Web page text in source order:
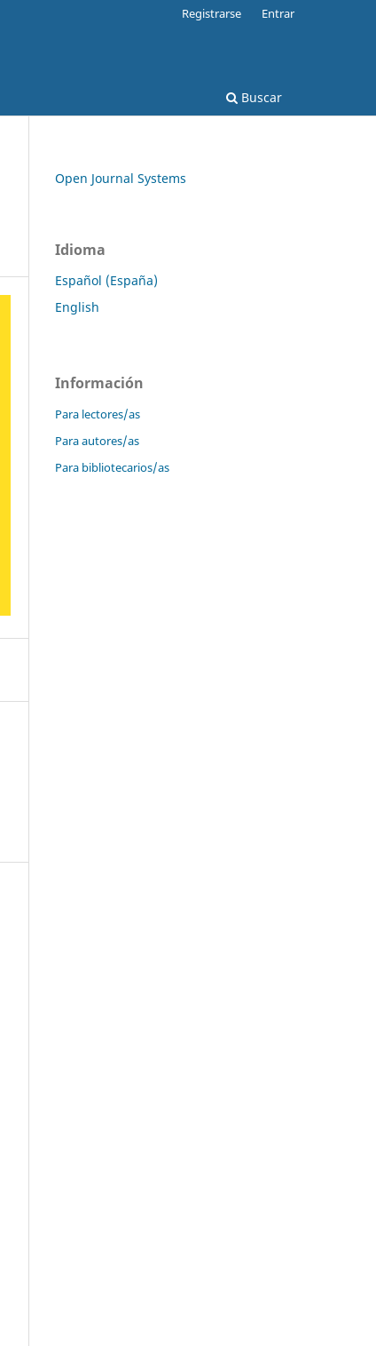
Buscar
Registrarse Entrar
Open Journal Systems
Idioma
Español (España)
English
Información
Para lectores/as
Para autores/as
Para bibliotecarios/as